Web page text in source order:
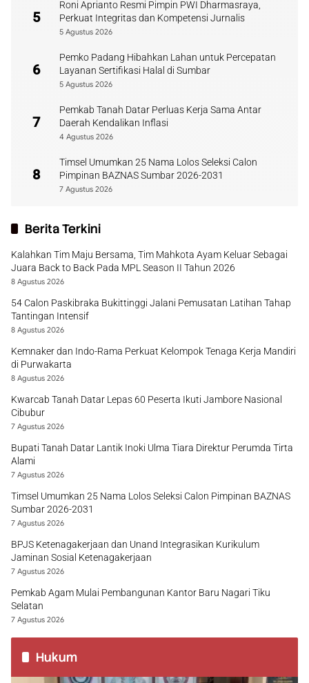
5
Roni Aprianto Resmi Pimpin PWI Dharmasraya,
Perkuat Integritas dan Kompetensi Jurnalis
5 Agustus 2026
6
Pemko Padang Hibahkan Lahan untuk Percepatan
Layanan Sertifikasi Halal di Sumbar
5 Agustus 2026
7
Pemkab Tanah Datar Perluas Kerja Sama Antar
Daerah Kendalikan Inflasi
4 Agustus 2026
8
Timsel Umumkan 25 Nama Lolos Seleksi Calon
Pimpinan BAZNAS Sumbar 2026-2031
7 Agustus 2026
Berita Terkini
Kalahkan Tim Maju Bersama, Tim Mahkota Ayam Keluar Sebagai
Juara Back to Back Pada MPL Season II Tahun 2026
8 Agustus 2026
54 Calon Paskibraka Bukittinggi Jalani Pemusatan Latihan Tahap
Tantingan Intensif
8 Agustus 2026
Kemnaker dan Indo-Rama Perkuat Kelompok Tenaga Kerja Mandiri
di Purwakarta
8 Agustus 2026
Kwarcab Tanah Datar Lepas 60 Peserta Ikuti Jambore Nasional
Cibubur
7 Agustus 2026
Bupati Tanah Datar Lantik Inoki Ulma Tiara Direktur Perumda Tirta
Alami
7 Agustus 2026
Timsel Umumkan 25 Nama Lolos Seleksi Calon Pimpinan BAZNAS
Sumbar 2026-2031
7 Agustus 2026
BPJS Ketenagakerjaan dan Unand Integrasikan Kurikulum
Jaminan Sosial Ketenagakerjaan
7 Agustus 2026
Pemkab Agam Mulai Pembangunan Kantor Baru Nagari Tiku
Selatan
7 Agustus 2026
Hukum